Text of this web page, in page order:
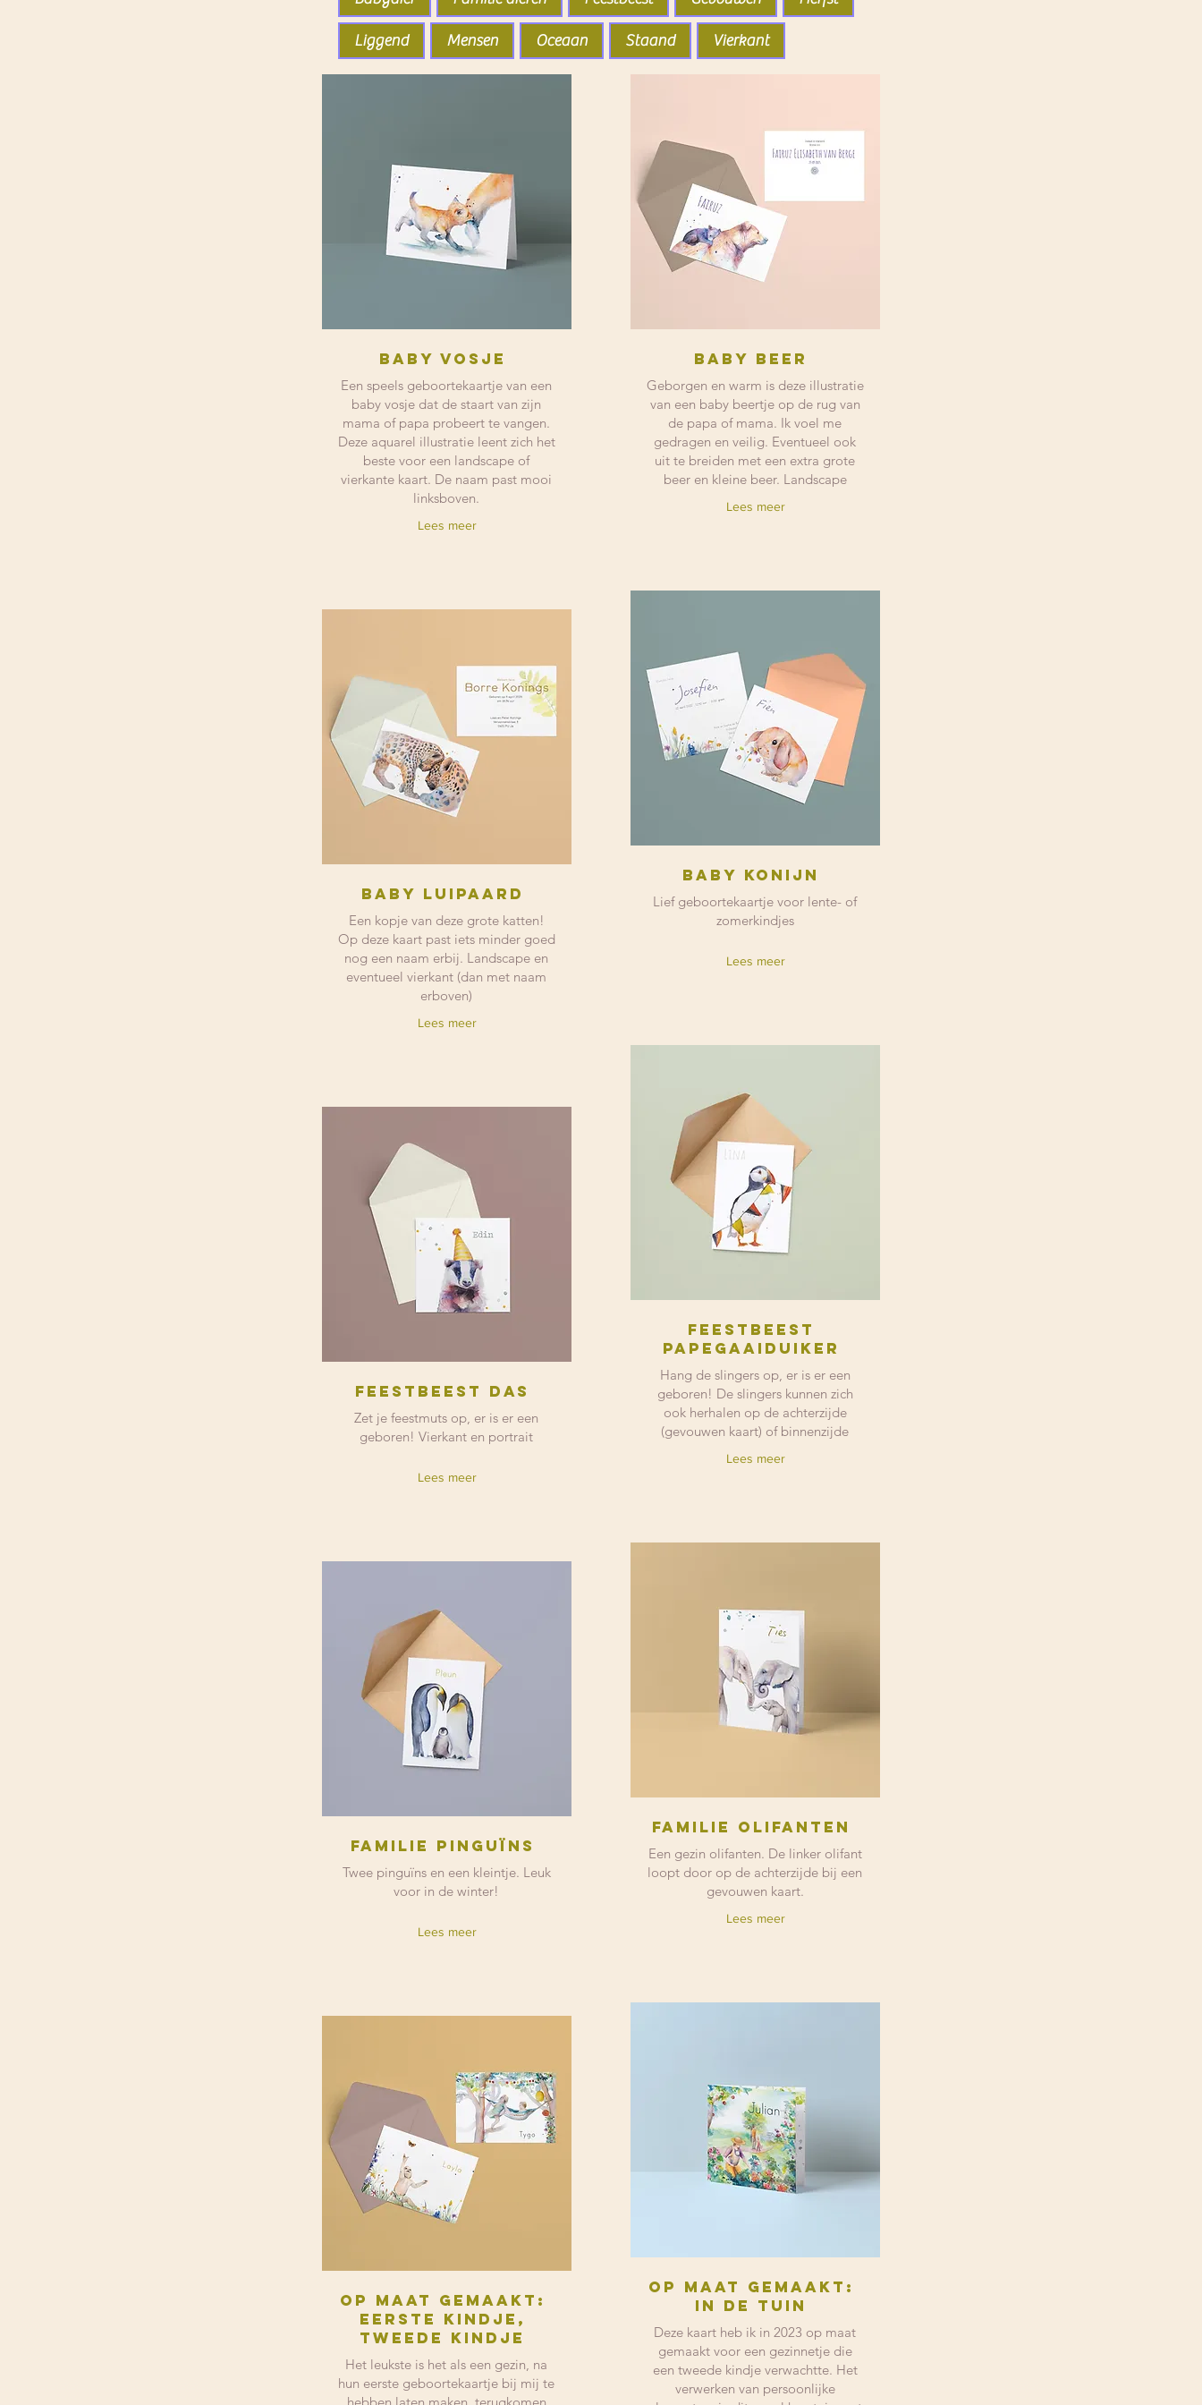
Liggend Mensen Oceaan Staand Vierkant
Baby vosje
Een speels geboortekaartje van een
baby vosje dat de staart van zijn
mama of papa probeert te vangen.
Deze aquarel illustratie leent zich het
beste voor een landscape of
vierkante kaart. De naam past mooi
linksboven.
Lees meer
Baby luipaard
Een kopje van deze grote katten!
Op deze kaart past iets minder goed
nog een naam erbij. Landscape en
eventueel vierkant (dan met naam
erboven)
Lees meer
Feestbeest das
Zet je feestmuts op, er is er een
geboren! Vierkant en portrait
Lees meer
Familie pinguïns
Twee pinguïns en een kleintje. Leuk
voor in de winter!
Lees meer
Op maat gemaakt:
Eerste kindje,
tweede kindje
Het leukste is het als een gezin, na
hun eerste geboortekaartje bij mij te
hebben laten maken, terugkomen
Baby beer
Geborgen en warm is deze illustratie
van een baby beertje op de rug van
de papa of mama. Ik voel me
gedragen en veilig. Eventueel ook
uit te breiden met een extra grote
beer en kleine beer. Landscape
Lees meer
Baby konijn
Lief geboortekaartje voor lente- of
zomerkindjes
Lees meer
Feestbeest
papegaaiduiker
Hang de slingers op, er is er een
geboren! De slingers kunnen zich
ook herhalen op de achterzijde
(gevouwen kaart) of binnenzijde
Lees meer
Familie olifanten
Een gezin olifanten. De linker olifant
loopt door op de achterzijde bij een
gevouwen kaart.
Lees meer
Op maat gemaakt:
in de tuin
Deze kaart heb ik in 2023 op maat
gemaakt voor een gezinnetje die
een tweede kindje verwachtte. Het
verwerken van persoonlijke